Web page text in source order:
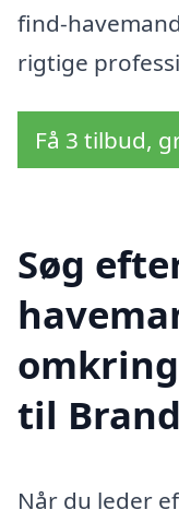
find-
rigtige
Få 3 tilbud,
Søg
til
Når du leder